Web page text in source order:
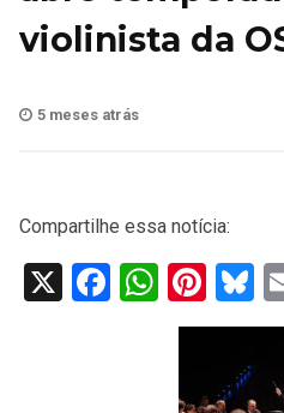
violinista da
5 meses atrás
Compartilhe essa notícia:
X Facebook